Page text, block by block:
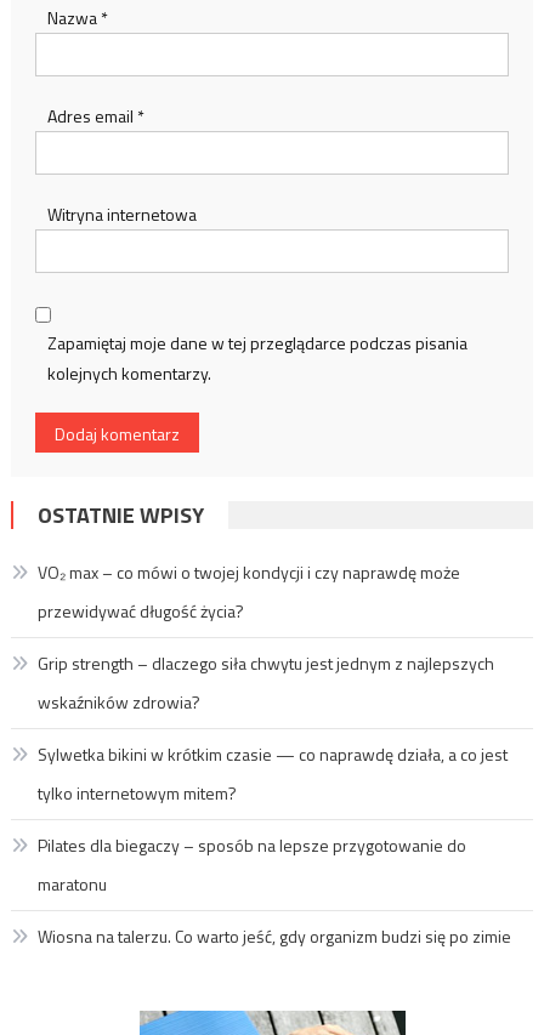
Nazwa*
Adres email *
Witryna internetowa
Zapamiętaj moje dane w tej przeglądarce podczas pisania
kolejnych komentarzy.
OSTATNIE WPISY
VO₂ max – co mówi o twojej kondycji i czy naprawdę może
przewidywać długość życia?
Grip strength – dlaczego siła chwytu jest jednym z najlepszych
wskaźników zdrowia?
Sylwetka bikini w krótkim czasie — co naprawdę działa, a co jest
tylko internetowym mitem?
Pilates dla biegaczy – sposób na lepsze przygotowanie do
maratonu
Wiosna na talerzu. Co warto jeść, gdy organizm budzi się po zimie